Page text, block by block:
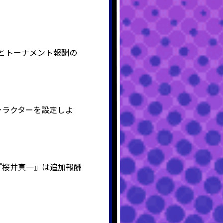
トーナメント報酬の
クターを設定しよ
井真一』は追加報酬